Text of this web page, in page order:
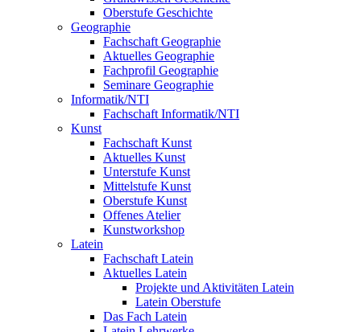
Oberstufe Geschichte
Geographie
Fachschaft Geographie
Aktuelles Geographie
Fachprofil Geographie
Seminare Geographie
Informatik/NTI
Fachschaft Informatik/NTI
Kunst
Fachschaft Kunst
Aktuelles Kunst
Unterstufe Kunst
Mittelstufe Kunst
Oberstufe Kunst
Offenes Atelier
Kunstworkshop
Latein
Fachschaft Latein
Aktuelles Latein
Projekte und Aktivitäten Latein
Latein Oberstufe
Das Fach Latein